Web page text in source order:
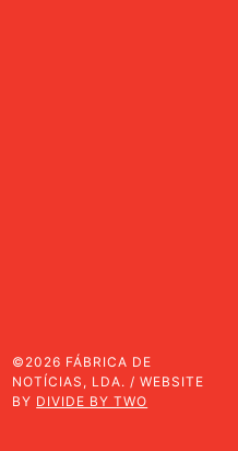
©2026 FÁBRICA DE
NOTÍCIAS, LDA. / WEBSITE
BY DIVIDE BY TWO